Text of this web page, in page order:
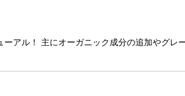
ーアル！ 主にオーガニック成分の追加やグ